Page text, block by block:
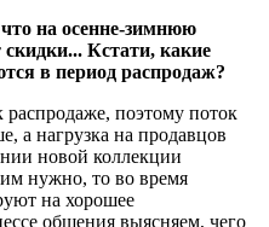
на осенне-зимнюю
Кстати, какие
в период распродаж?
поэтому поток
а нагрузка на продавцов
новой коллекции
нужно, то во время
на хорошее
общения выясняем, чего